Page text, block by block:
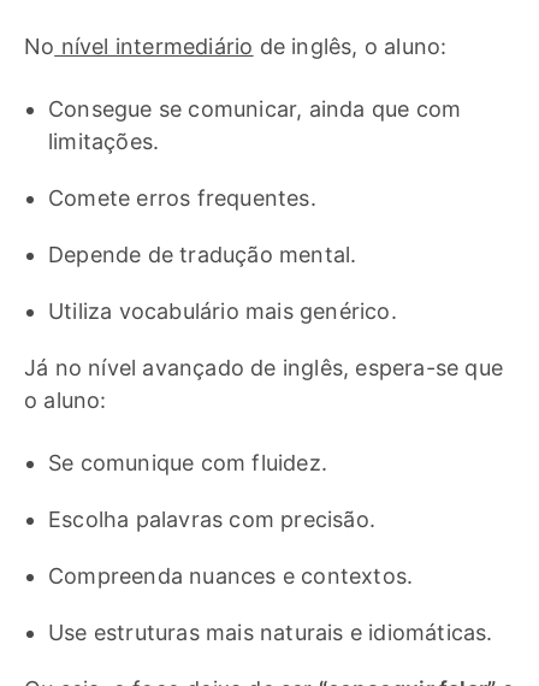
No nível intermediário de inglês, o aluno:
Consegue se comunicar, ainda que com
limitações.
Comete erros frequentes.
Depende de tradução mental.
Utiliza vocabulário mais genérico.
Já no nível avançado de inglês, espera-se que
o aluno:
Se comunique com fluidez.
Escolha palavras com precisão.
Compreenda nuances e contextos.
Use estruturas mais naturais e idiomáticas.